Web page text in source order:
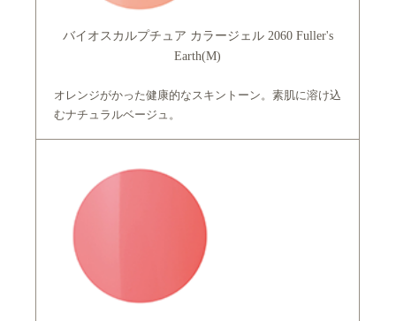
バイオスカルプチュア カラージェル 2060 Fuller's
Earth(M)
オレンジがかった健康的なスキントーン。素肌に溶け込
むナチュラルベージュ。